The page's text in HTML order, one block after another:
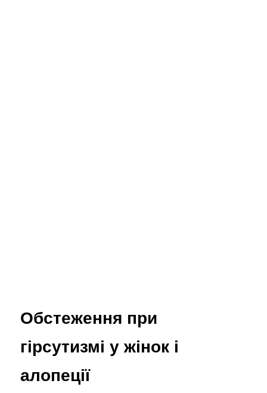
Обстеження при
гірсутизмі у жінок і
алопеції